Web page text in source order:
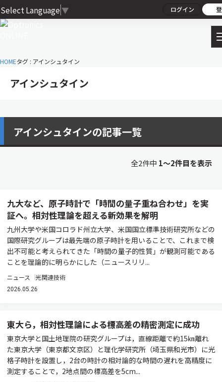
Select Language ▼ ログイン
HOMEタグ : アインシュタイン
アインシュタイン
アインシュタインの記事一覧
全2件中 1〜2件目を表示
九大など、原子時計で「時間の量子重ね合わせ」を実
証へ。相対性理論を超える新効果を解明
九州大学や米国コロラド州立大学、米国国立標準技術研究所などの
国際研究グループは最先端の原子時計を用いることで、これまで検
出不可能と考えられてきた「時間の量子的性質」が観測可能である
ことを理論的に明らかにした（ニュースリリ...
ニュース 光関連技術
2026.05.26
東大ら，相対性理論による標高差の精密測定に成功
東京大学と国土地理院の研究グループは，直線距離で約15㎞離れ
た東京大学（東京都文京区）と理化学研究所（埼玉県和光市）に光
格子時計を設置し，2台の時計の相対論的な時間の遅れを高精度に
測定することで，2地点間の標高差を5cm...